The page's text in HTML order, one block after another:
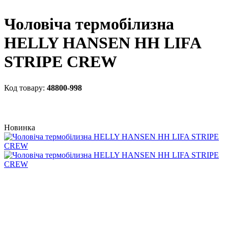
Чоловіча термобілизна
HELLY HANSEN HH LIFA
STRIPE CREW
48800-998
Новинка